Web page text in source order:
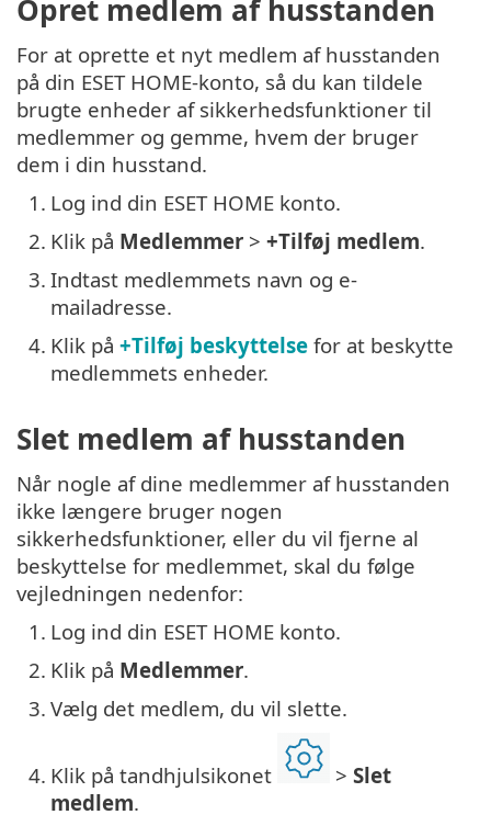
Opret medlem af husstanden
For at oprette et nyt medlem af husstanden
på din ESET HOME-konto, så du kan tildele
brugte enheder af sikkerhedsfunktioner til
medlemmer og gemme, hvem der bruger
dem i din husstand.
1. Log ind din ESET HOME konto.
2. Klik på Medlemmer > +Tilføj medlem.
3. Indtast medlemmets navn og e-
mailadresse.
4. Klik på +Tilføj beskyttelse for at beskytte
medlemmets enheder.
Slet medlem af husstanden
Når nogle af dine medlemmer af husstanden
ikke længere bruger nogen
sikkerhedsfunktioner, eller du vil fjerne al
beskyttelse for medlemmet, skal du følge
vejledningen nedenfor:
1. Log ind din ESET HOME konto.
2. Klik på Medlemmer.
3. Vælg det medlem, du vil slette.
4. Klik på tandhjulsikonet > Slet
medlem.